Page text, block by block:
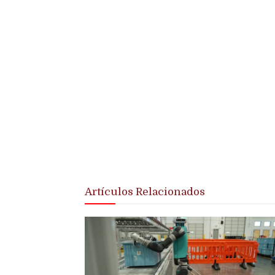
Artículos Relacionados